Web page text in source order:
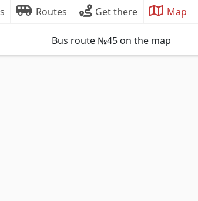
Routes Get there Map
Bus route №45 on the map